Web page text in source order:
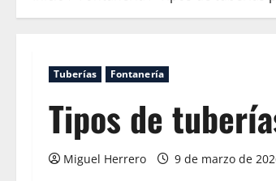
Tuberías Fontanería
Tipos de
Miguel Herrero 9 de marzo de